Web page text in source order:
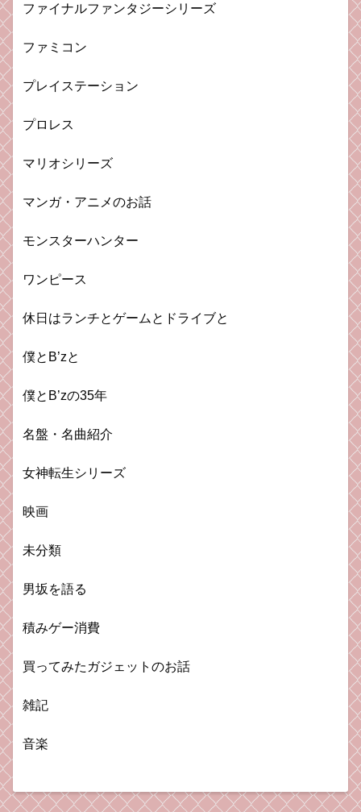
ファイナルファンタジーシリーズ
ファミコン
プレイステーション
プロレス
マリオシリーズ
マンガ・アニメのお話
モンスターハンター
ワンピース
休日はランチとゲームとドライブと
僕とB’zと
僕とB’zの35年
名盤・名曲紹介
女神転生シリーズ
映画
未分類
男坂を語る
積みゲー消費
買ってみたガジェットのお話
雑記
音楽